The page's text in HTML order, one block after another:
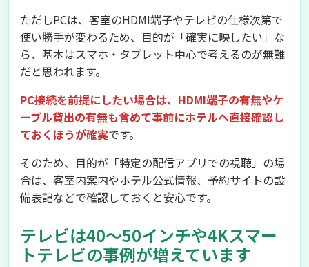
ただしPCは、客室のHDMI端子やテレビの仕様次第で
使い勝手が変わるため、目的が「確実に映したい」な
ら、基本はスマホ・タブレット中心で考えるのが無難
だと思われます。
PC接続を前提にしたい場合は、HDMI端子の有無やケ
ーブル貸出の有無も含めて事前にホテルへ直接確認し
ておくほうが確実です。
そのため、目的が「特定の配信アプリでの視聴」の場
合は、客室内案内やホテル公式情報、予約サイトの設
備表記などで確認しておくと安心です。
テレビは40〜50インチや4Kスマー
トテレビの事例が増えています